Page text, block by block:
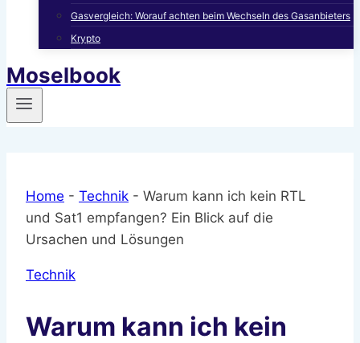
Gasvergleich: Worauf achten beim Wechseln des Gasanbieters
Krypto
Moselbook
Home - Technik - Warum kann ich kein RTL
und Sat1 empfangen? Ein Blick auf die
Ursachen und Lösungen
Technik
Warum kann ich kein